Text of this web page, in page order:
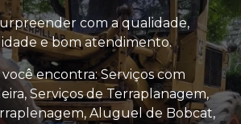
com a qualidade,
e bom atendimento.
você encontra: Serviços com
Serviços de Terraplanagem,
Aluguel de Bobcat,